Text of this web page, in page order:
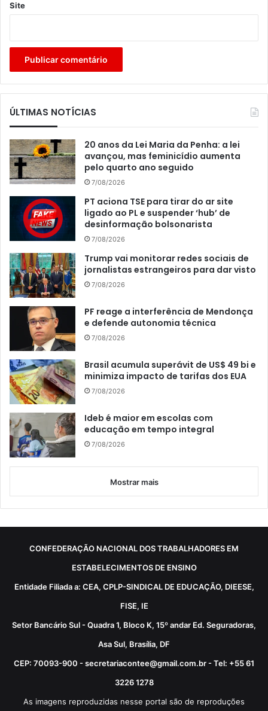
Site
ÚLTIMAS NOTÍCIAS
20 anos da Lei Maria da Penha: a lei
avançou, mas feminicídio aumenta
pelo quarto ano seguido
7/08/2026
PT aciona TSE para tirar do ar site
ligado ao PL e suspender ‘hub’ de
desinformação bolsonarista
7/08/2026
Trump vai monitorar redes sociais de
jornalistas estrangeiros para dar visto
7/08/2026
PF reage a interferência de Mendonça
e defende autonomia técnica
7/08/2026
Brasil acumula superávit de US$ 49 bi e
minimiza impacto de tarifas dos EUA
7/08/2026
Ideb é maior em escolas com
educação em tempo integral
7/08/2026
Mostrar mais
CONFEDERAÇÃO NACIONAL DOS TRABALHADORES EM
ESTABELECIMENTOS DE ENSINO
Entidade Filiada a: CEA, CPLP-SINDICAL DE EDUCAÇÃO, DIEESE,
FISE, IE
Setor Bancário Sul - Quadra 1, Bloco K, 15º andar Ed. Seguradoras,
Asa Sul, Brasília, DF
CEP: 70093-900 - secretariacontee@gmail.com.br - Tel: +55 61
3226 1278
As imagens reproduzidas nesse portal são de reproduções